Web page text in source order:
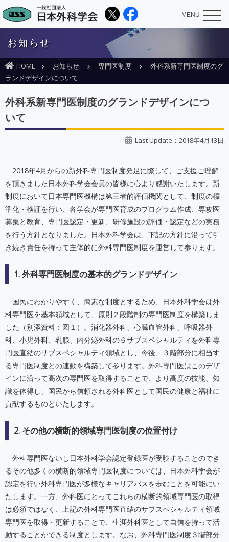
MENU
お知らせ
HOME お知らせ 専門医制度
外科系新専門医制度のグ
ランドデザインについて
外科系新専門医制度のグランドデザインにつ
いて
Last Update：2018年4月13日
2018年4月からの新外科専門医制度発足に際して、ご支援ご理解
を頂きました日本外科学会会員の皆様に心より感謝いたします。新
制度において日本専門医機構は第三者的評価機関として、制度の標
準化・検証を行い、各学会が専門医育成のプログラム作成、専攻医
募集と教育、専門医認定・更新、研修施設の評価・認定などの実務
を行う方針となりました。日本外科学会は、下記の方針に沿って引
き続き責任を持って主体的に外科専門医制度を運営して参ります。
1. 外科専門医制度の基本的グランドデザイン
国民にわかりやすく、簡素な制度とするため、日本外科学会は外
科専門医を基本領域として、原則２段階制の専門医制度を構築しま
した（別添資料：図１）。消化器外科、心臓血管外科、呼吸器外
科、小児外科、乳腺、内分泌外科の６サブスペシャルティを外科専
門医直結のサブスペシャルティ領域とし、今後、３階部分に相当す
る専門医制度との連動を構築して参ります。外科専門医はこのデザ
インに沿って高次の専門医を取得することで、より高度の技能、知
識を体得し、国民から信頼される外科医として国民の健康と福祉に
貢献するものといたします。
2. その他の横断的領域専門医制度の位置付け
外科専門医ないし日本外科学会認定登録医が受験することのでき
るその他多くの横断的領域専門医制度については、日本外科学会が
認定を行い外科専門医が多様なキャリアパスを歩むことを可能にい
たします。一方、外科医にとってこれらの横断的領域専門医の取得
は必須ではなく、上記の外科専門医直結のサブスペシャルティ領域
専門医を取得・更新することで、生涯外科医として自信を持って活
動することができる制度とします。なお、外科専門医制度３階部分